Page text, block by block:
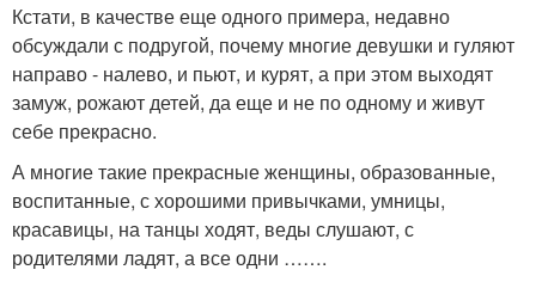
Кстати, в качестве еще одного примера, недавно
обсуждали с подругой, почему многие девушки и гуляют
направо - налево, и пьют, и курят, а при этом выходят
замуж, рожают детей, да еще и не по одному и живут
себе прекрасно.
А многие такие прекрасные женщины, образованные,
воспитанные, с хорошими привычками, умницы,
красавицы, на танцы ходят, веды слушают, с
родителями ладят, а все одни …….